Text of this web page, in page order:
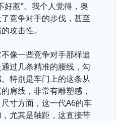
好惹”。我个人觉得，奥
竞争对手的步伐，甚至
攻击性。
像一些竞争对手那样追
过几条精准的腰线，勾
特别是车门上的这条从
肩线，非常有雕塑感，
寸方面，这一代A6的车
尤其是轴距，这直接带